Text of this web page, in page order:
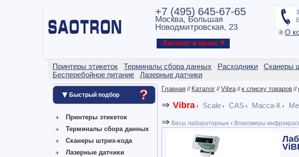
+7 (495) 645-67-65
Москва, Большая
Новодмитровская, 23
Каталог и цены ▼
® О
Принтеры этикеток Терминалы сбора данных Расходники Сканеры
Бесперебойное питание
Лазерные датчики
▼ Быстрый подбор ?
Принтеры этикеток
Терминалы сбора данных
Сканеры штрих-кода
Лазерные датчики
Главная // Каталог //Vibra//к списку товаров //
⇒ Vibra ‹ Scale ‹ CAS ‹ Масса-К ‹
⇒ Весы лабораторные ‹ Влагомеры